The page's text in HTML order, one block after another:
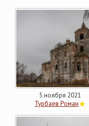
5 ноября 2021
Турбаев Роман